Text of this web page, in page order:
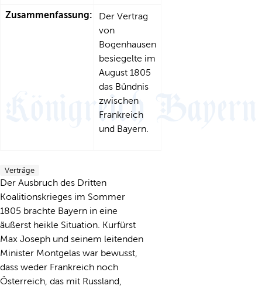
Zusammenfassung:
Der Vertrag
von
Bogenhausen
besiegelte im
August 1805
das Bündnis
zwischen
Frankreich
und Bayern.
Verträge
Der Ausbruch des Dritten
Koalitionskrieges im Sommer
1805 brachte Bayern in eine
äußerst heikle Situation. Kurfürst
Max Joseph und seinem leitenden
Minister Montgelas war bewusst,
dass weder Frankreich noch
Österreich, das mit Russland,